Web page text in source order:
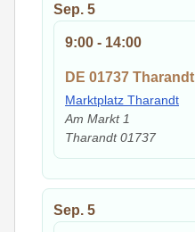
Sep. 5
9:00 - 14:00
DE 01737 Tharandt
Marktplatz Tharandt
Am Markt 1
Tharandt01737
Sep. 5